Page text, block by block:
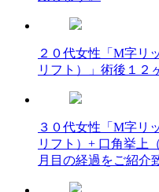
２０代女性「M字リ
リフト）」術後１２
３０代女性「M字リ
リフト）+ 口角挙上
月目の経過をご紹介